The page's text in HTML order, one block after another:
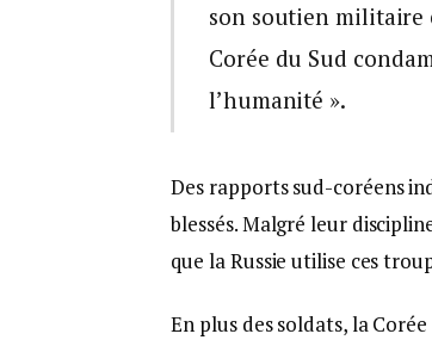
son soutien militaire
Corée du Sud
l’humanité ».
Des rapports sud-coréens
blessés. Malgré leur
que la Russie utilise ces
En plus des soldats, la